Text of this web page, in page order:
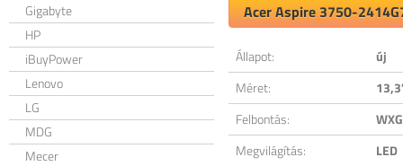
Gigabyte
HP
iBuyPower
Lenovo
LG
MDG
Mecer
Acer Aspire 3750-
Állapot:
új
Méret:
Felbontás:
Megvilágítás:
LED